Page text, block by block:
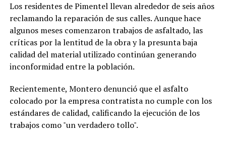
Los residentes de Pimentel llevan alrededor de seis años
reclamando la reparación de sus calles. Aunque hace
algunos meses comenzaron trabajos de asfaltado, las
críticas por la lentitud de la obra y la presunta baja
calidad del material utilizado continúan generando
inconformidad entre la población.
Recientemente, Montero denunció que el asfalto
colocado por la empresa contratista no cumple con los
estándares de calidad, calificando la ejecución de los
trabajos como "un verdadero tollo".